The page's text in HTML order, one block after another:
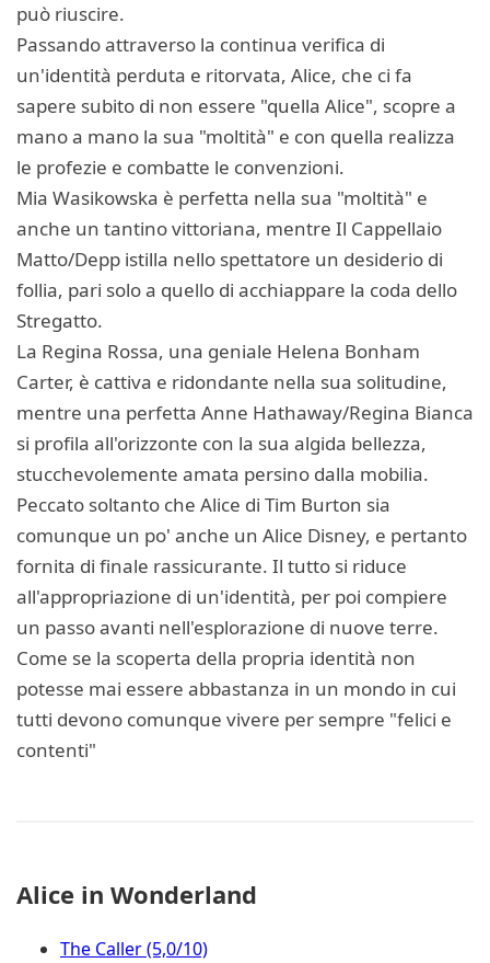
può riuscire.
Passando attraverso la continua verifica di
un'identità perduta e ritorvata, Alice, che ci fa
sapere subito di non essere "quella Alice", scopre a
mano a mano la sua "moltità" e con quella realizza
le profezie e combatte le convenzioni.
Mia Wasikowska è perfetta nella sua "moltità" e
anche un tantino vittoriana, mentre Il Cappellaio
Matto/Depp istilla nello spettatore un desiderio di
follia, pari solo a quello di acchiappare la coda dello
Stregatto.
La Regina Rossa, una geniale Helena Bonham
Carter, è cattiva e ridondante nella sua solitudine,
mentre una perfetta Anne Hathaway/Regina Bianca
si profila all'orizzonte con la sua algida bellezza,
stucchevolemente amata persino dalla mobilia.
Peccato soltanto che Alice di Tim Burton sia
comunque un po' anche un Alice Disney, e pertanto
fornita di finale rassicurante. Il tutto si riduce
all'appropriazione di un'identità, per poi compiere
un passo avanti nell'esplorazione di nuove terre.
Come se la scoperta della propria identità non
potesse mai essere abbastanza in un mondo in cui
tutti devono comunque vivere per sempre "felici e
contenti"
Alice in Wonderland
The Caller (5,0/10)